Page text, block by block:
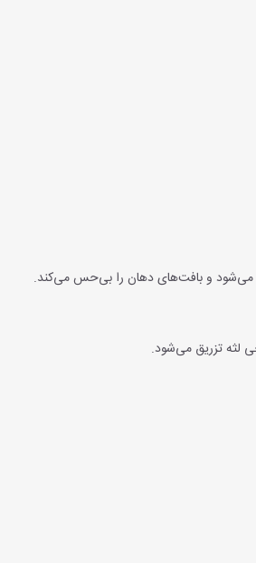
و بافت‌های دهان را بی‌حس می‌کند.
لثه تزریق می‌شود.